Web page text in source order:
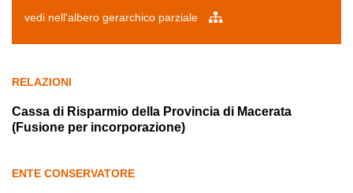
vedi nell'albero gerarchico parziale
RELAZIONI
Cassa di Risparmio della Provincia di Macerata
(Fusione per incorporazione)
ENTE CONSERVATORE